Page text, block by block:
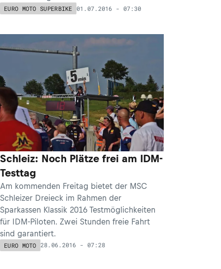
EURO MOTO SUPERBIKE 01.07.2016 - 07:30
Schleiz: Noch Plätze frei am IDM-
Testtag
Am kommenden Freitag bietet der MSC
Schleizer Dreieck im Rahmen der
Sparkassen Klassik 2016 Testmöglichkeiten
für IDM-Piloten. Zwei Stunden freie Fahrt
sind garantiert.
EURO MOTO 28.06.2016 - 07:28